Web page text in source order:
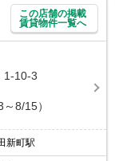
この店舗の掲載
賃貸物件一覧へ
1-10-3
8/15）
新町駅